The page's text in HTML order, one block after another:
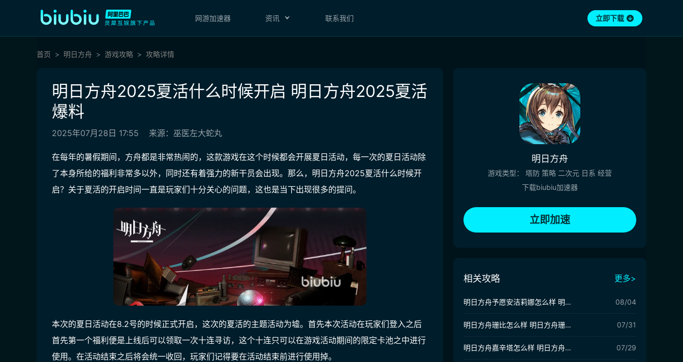
网游加速器 资讯 联系我们 立即下载
首页 明日方舟 游戏攻略 攻略详情
明日方舟2025夏活什么时候开启 明日方舟2025夏活
爆料
2025年07月28日 17:55 来源：巫医左大蛇丸
在每年的暑假期间，方舟都是非常热闹的，这款游戏在这个时候都会开展夏日活动，每一次的夏日活动除
了本身所给的福利非常多以外，同时还有着强力的新干员会出现。那么，明日方舟2025夏活什么时候开
启？关于夏活的开启时间一直是玩家们十分关心的问题，这也是当下出现很多的提问。
本次的夏日活动在8.2号的时候正式开启，这次的夏活的主题活动为墟。首先本次活动在玩家们登入之后
首先第一个福利便是上线后可以领取一次十连寻访，这个十连只可以在游戏活动期间的限定卡池之中进行
使用。在活动结束之后将会统一收回，玩家们记得要在活动结束前进行使用掉。
明日方舟
游戏类型： 塔防 策略 二次元 日系 经营
下载biubiu加速器
立即加速
相关攻略 更多>
明日方舟予愿安洁莉娜怎么样 明日方舟予愿安洁莉娜强度分析 08/04
明日方舟珊比怎么样 明日方舟珊比强度解析 07/31
明日方舟嘉辛塔怎么样 明日方舟嘉辛塔强度分析 07/29